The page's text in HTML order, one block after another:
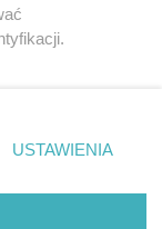
prywatności
zgody
takiemu
USTAWIENIA